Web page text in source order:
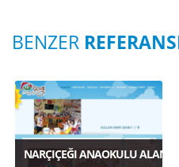
BENZER
NARÇIÇEĞI ANAOKULU ALANYA